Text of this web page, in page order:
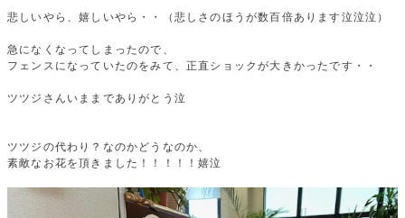
悲しいやら、嬉しいやら・・（悲しさのほうが数百倍あります泣泣泣）
急になくなってしまったので、
フェンスになっていたのをみて、正直ショックが大きかったです・・
ツツジさんいままでありがとう泣
ツツジの代わり？なのかどうなのか、
素敵なお花を頂きました！！！！！嬉泣